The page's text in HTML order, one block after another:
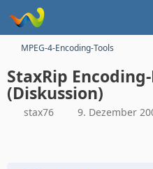
MPEG-4-Encoding-Tools
StaxRip
(Diskussion)
stax76 9. Dezember